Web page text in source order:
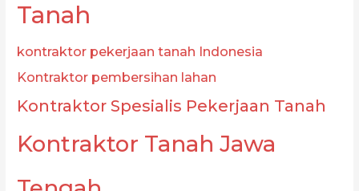
Tanah
kontraktor pekerjaan tanah Indonesia
Kontraktor pembersihan lahan
Kontraktor Spesialis Pekerjaan Tanah
Kontraktor Tanah Jawa